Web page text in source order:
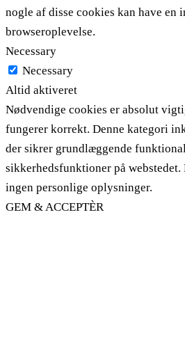
nogle af disse cookies kan have en
browseroplevelse.
Necessary
Necessary
Altid aktiveret
Nødvendige cookies er absolut
fungerer korrekt. Denne kategori
der sikrer grundlæggende
sikkerhedsfunktioner på webstedet.
ingen personlige oplysninger.
GEM & ACCEPTÈR